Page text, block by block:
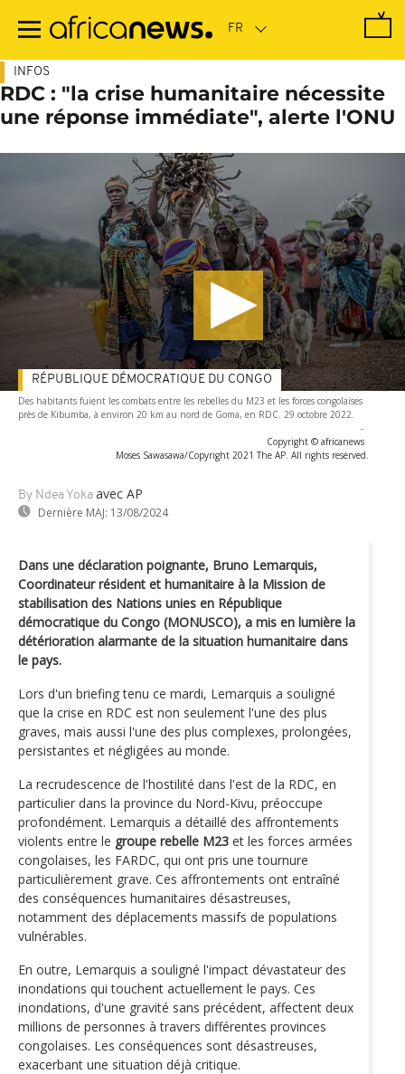
contenu
INFOS
RDC : "la crise humanitaire nécessite
une réponse immédiate", alerte l'ONU
Des habitants fuient les combats entre les rebelles du M23 et les forces congolaises
près de Kibumba, à environ 20 km au nord de Goma, en RDC. 29 octobre 2022.
-
Copyright © africanews
Moses Sawasawa/Copyright 2021 The AP. All rights reserved.
By Ndea Yoka avec AP
Dernière MAJ: 13/08/2024
RÉPUBLIQUE DÉMOCRATIQUE DU CONGO
Dans une déclaration poignante, Bruno Lemarquis,
Coordinateur résident et humanitaire à la Mission de
stabilisation des Nations unies en République
démocratique du Congo (MONUSCO), a mis en lumière la
détérioration alarmante de la situation humanitaire dans
le pays.
Lors d'un briefing tenu ce mardi, Lemarquis a souligné
que la crise en RDC est non seulement l'une des plus
graves, mais aussi l'une des plus complexes, prolongées,
persistantes et négligées au monde.
La recrudescence de l'hostilité dans l'est de la RDC, en
particulier dans la province du Nord-Kivu, préoccupe
profondément. Lemarquis a détaillé des affrontements
violents entre le groupe rebelle M23 et les forces armées
congolaises, les FARDC, qui ont pris une tournure
particulièrement grave. Ces affrontements ont entraîné
des conséquences humanitaires désastreuses,
notamment des déplacements massifs de populations
vulnérables.
En outre, Lemarquis a souligné l'impact dévastateur des
inondations qui touchent actuellement le pays. Ces
inondations, d'une gravité sans précédent, affectent deux
millions de personnes à travers différentes provinces
congolaises. Les conséquences sont désastreuses,
exacerbant une situation déjà critique.